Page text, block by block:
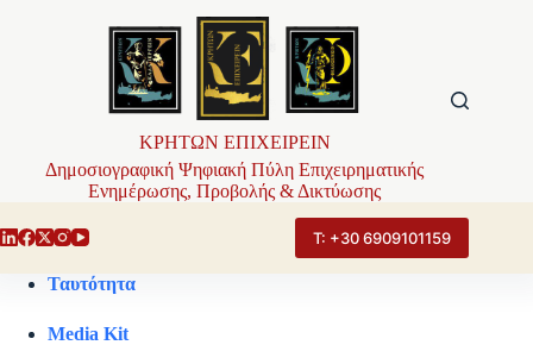
ΚΡΗΤΩΝ ΕΠΙΧΕΙΡΕΙΝ
Δημοσιογραφική Ψηφιακή Πύλη Επιχειρηματικής
Ενημέρωσης, Προβολής & Δικτύωσης
Τ: +30 6909101159
Ταυτότητα
Media Kit